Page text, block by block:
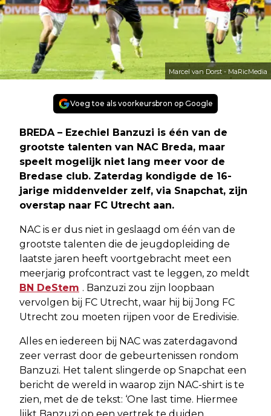
Marcel van Dorst - MaRicMedia
Voeg toe als voorkeursbron op Google
BREDA – Ezechiel Banzuzi is één van de
grootste talenten van NAC Breda, maar
speelt mogelijk niet lang meer voor de
Bredase club. Zaterdag kondigde de 16-
jarige middenvelder zelf, via Snapchat, zijn
overstap naar FC Utrecht aan.
NAC is er dus niet in geslaagd om één van de
grootste talenten die de jeugdopleiding de
laatste jaren heeft voortgebracht meet een
meerjarig profcontract vast te leggen, zo meldt
BN DeStem . Banzuzi zou zijn loopbaan
vervolgen bij FC Utrecht, waar hij bij Jong FC
Utrecht zou moeten rijpen voor de Eredivisie.
Alles en iedereen bij NAC was zaterdagavond
zeer verrast door de gebeurtenissen rondom
Banzuzi. Het talent slingerde op Snapchat een
bericht de wereld in waarop zijn NAC-shirt is te
zien, met de de tekst: ‘One last time. Hiermee
lijkt Banzuzi op een vertrek te duiden.